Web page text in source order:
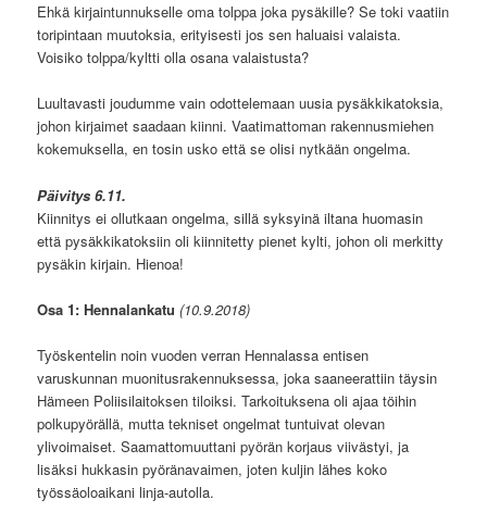
Ehkä kirjaintunnukselle oma tolppa joka pysäkille? Se toki vaatiin
toripintaan muutoksia, erityisesti jos sen haluaisi valaista.
Voisiko tolppa/kyltti olla osana valaistusta?
Luultavasti joudumme vain odottelemaan uusia pysäkkikatoksia,
johon kirjaimet saadaan kiinni. Vaatimattoman rakennusmiehen
kokemuksella, en tosin usko että se olisi nytkään ongelma.
Päivitys 6.11.
Kiinnitys ei ollutkaan ongelma, sillä syksyinä iltana huomasin
että pysäkkikatoksiin oli kiinnitetty pienet kylti, johon oli merkitty
pysäkin kirjain. Hienoa!
Osa 1: Hennalankatu(10.9.2018)
Työskentelin noin vuoden verran Hennalassa entisen
varuskunnan muonitusrakennuksessa, joka saaneerattiin täysin
Hämeen Poliisilaitoksen tiloiksi. Tarkoituksena oli ajaa töihin
polkupyörällä, mutta tekniset ongelmat tuntuivat olevan
ylivoimaiset. Saamattomuuttani pyörän korjaus viivästyi, ja
lisäksi hukkasin pyöränavaimen, joten kuljin lähes koko
työssäoloaikani linja-autolla.